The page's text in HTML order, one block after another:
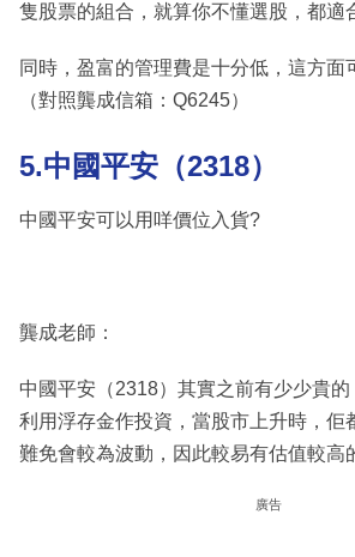
隻股票的組合，就算你不懂選股，都適
同時，盈富的管理費是十分低，這方面
（對照龔成信箱：Q6245）
5.中國平安（2318）
中國平安可以用咩價位入貨?
龔成老師：
中國平安（2318）其實之前有少少貴
利用浮存金作投資，當股市上升時，佢
難免會較為波動，因此較易有估值較高
廣告